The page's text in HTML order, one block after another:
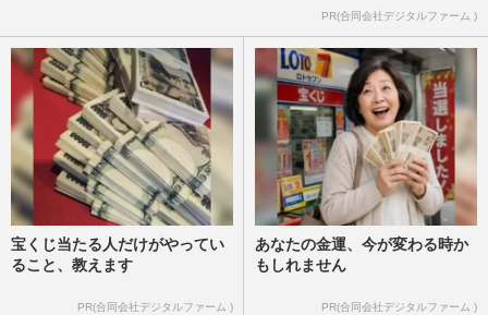
PR(合同会社デジタルファーム )
宝くじ当たる人だけがやってい
ること、教えます
PR(合同会社デジタルファーム )
あなたの金運、今が変わる時か
もしれません
PR(合同会社デジタルファーム )